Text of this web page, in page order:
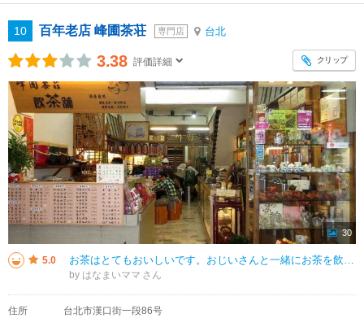
10 百年老店 峰圃茶荘 専門店 台北
3.38 評価詳細 クリップ
30
5.0 お茶はとてもおいしいです。おじいさんと一緒にお茶を飲んで、お話を聞くのはとても心地よく、台湾での素敵な思い出になります。何度も台湾を訪れていますが、ここが1番です。茶器もリーズナブルで、家で気に入って使っています。また台湾
by はなまいママ
住所 台北市漢口街一段86号